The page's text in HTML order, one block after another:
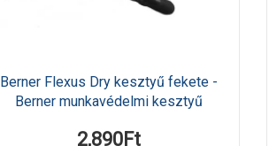
Berner Flexus Dry kesztyű fekete -
Berner munkavédelmi kesztyű
2,890Ft